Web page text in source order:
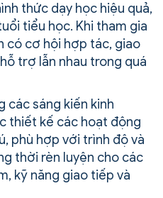
thức dạy học hiệu quả,
tiểu học. Khi tham gia
có cơ hội hợp tác, giao
trợ lẫn nhau trong quá
các sáng kiến kinh
thiết kế các hoạt động
phù hợp với trình độ và
thời rèn luyện cho các
kỹ năng giao tiếp và